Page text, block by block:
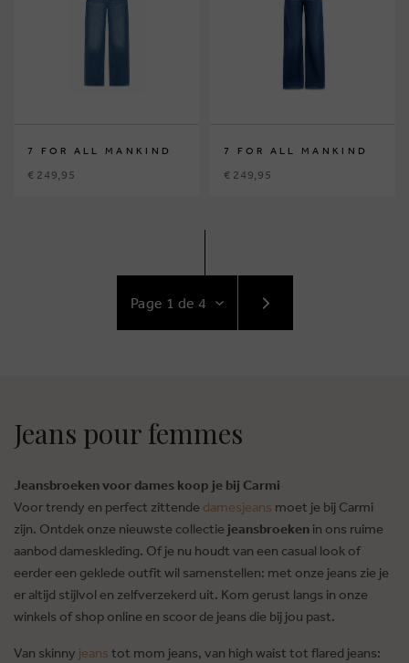
7 FOR ALL MANKIND
€ 249,95
7 FOR ALL MANKIND
€ 249,95
AU
SUIVANT
Jeans pour femmes
Jeansbroeken voor dames koop je bij Carmi
Voor trendy en perfect zittende damesjeans moet je bij Carmi
zijn. Ontdek onze nieuwste collectie jeansbroeken in ons ruime
aanbod dameskleding. Of je nu houdt van een casual look of
eerder een geklede outfit wil samenstellen: met onze jeans zie je
er altijd stijlvol en zelfverzekerd uit. Kom gerust langs in onze
winkels of shop online en scoor de jeans die bij jou past.
Van skinny jeans tot mom jeans, van high waist tot flared jeans: